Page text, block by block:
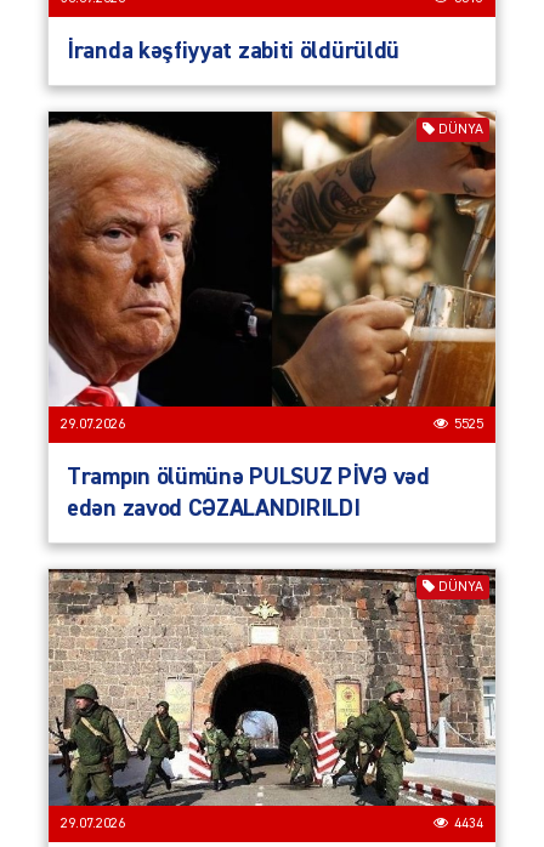
İranda kəşfiyyat zabiti öldürüldü
DÜNYA
29.07.2026 5525
Trampın ölümünə PULSUZ PİVƏ vəd
edən zavod CƏZALANDIRILDI
DÜNYA
29.07.2026 4434